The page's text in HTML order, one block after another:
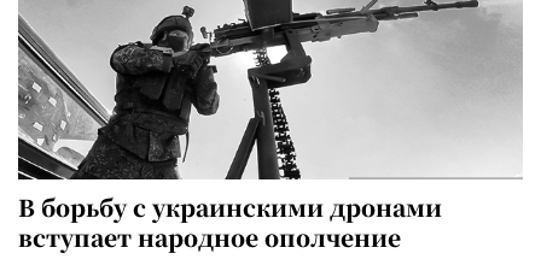
В борьбу с украинскими дронами
вступает народное ополчение